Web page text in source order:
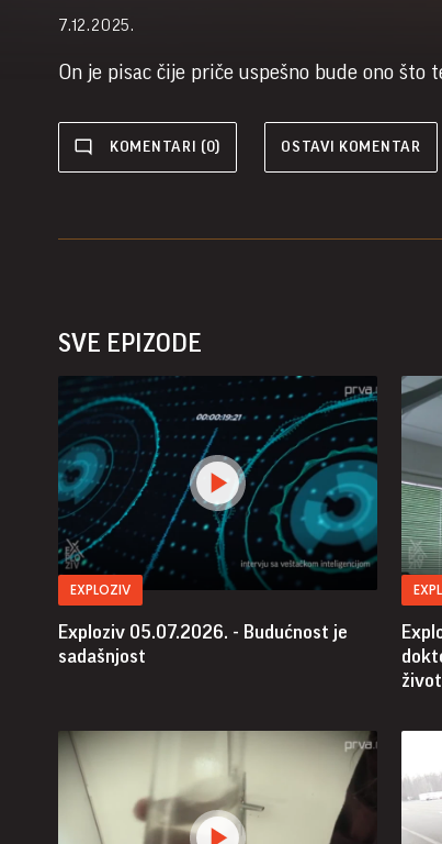
7.12.2025.
On je pisac čije priče uspešno bude ono što
KOMENTARI (0) OSTAVI KOMENTAR
SVE EPIZODE
EXPLOZIV
Exploziv 05.07.2026. - Budućnost je
sadašnjost